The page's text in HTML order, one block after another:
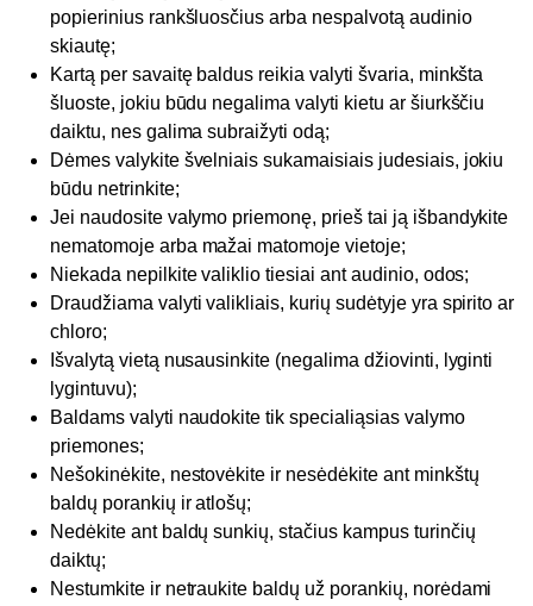
popierinius rankšluosčius arba nespalvotą audinio
skiautę;
Kartą per savaitę baldus reikia valyti švaria, minkšta
šluoste, jokiu būdu negalima valyti kietu ar šiurkščiu
daiktu, nes galima subraižyti odą;
Dėmes valykite švelniais sukamaisiais judesiais, jokiu
būdu netrinkite;
Jei naudosite valymo priemonę, prieš tai ją išbandykite
nematomoje arba mažai matomoje vietoje;
Niekada nepilkite valiklio tiesiai ant audinio, odos;
Draudžiama valyti valikliais, kurių sudėtyje yra spirito ar
chloro;
Išvalytą vietą nusausinkite (negalima džiovinti, lyginti
lygintuvu);
Baldams valyti naudokite tik specialiąsias valymo
priemones;
Nešokinėkite, nestovėkite ir nesėdėkite ant minkštų
baldų porankių ir atlošų;
Nedėkite ant baldų sunkių, stačius kampus turinčių
daiktų;
Nestumkite ir netraukite baldų už porankių, norėdami